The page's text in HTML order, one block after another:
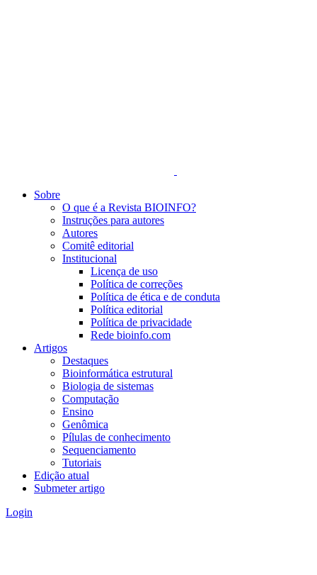
Sobre
O que é a Revista BIOINFO?
Instruções para autores
Autores
Comitê editorial
Institucional
Licença de uso
Política de correções
Política de ética e de conduta
Política editorial
Política de privacidade
Rede bioinfo.com
Artigos
Destaques
Bioinformática estrutural
Biologia de sistemas
Computação
Ensino
Genômica
Pílulas de conhecimento
Sequenciamento
Tutoriais
Edição atual
Submeter artigo
Login